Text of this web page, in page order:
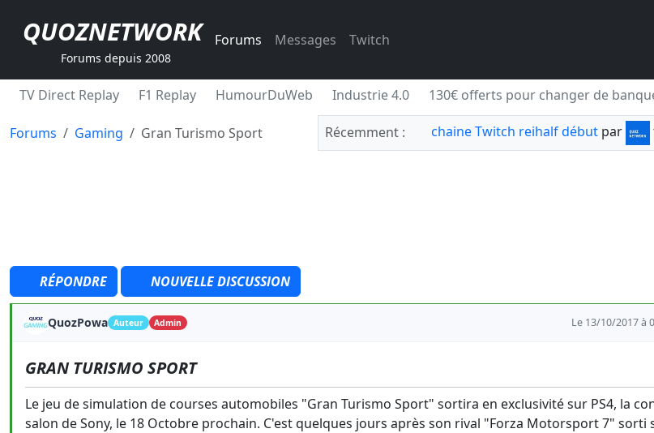
QUOZNETWORK
Forums depuis 2008
Forums Messages Twitch
TV Direct Replay F1 Replay HumourDuWeb Industrie 4.0 130€ offerts pour changer de
Forums Gaming Gran Turismo Sport Récemment : chaine Twitch reihalf début par
RÉPONDRE NOUVELLE DISCUSSION
QuozPowa Auteur Admin Le 13/10/2017 à
GRAN TURISMO SPORT
Le jeu de simulation de courses automobiles "Gran Turismo Sport" sortira en exclusivité sur PS4, la
salon de Sony, le 18 Octobre prochain. C'est quelques jours après son rival "Forza Motorsport 7" sorti